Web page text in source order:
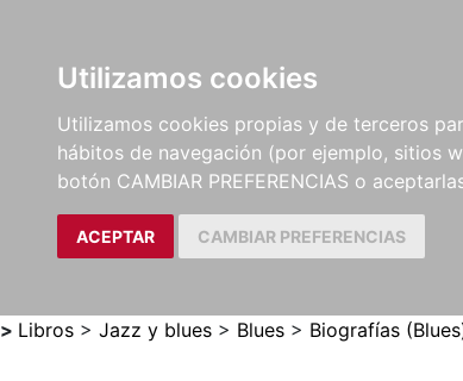
Utilizamos cookies
Utilizamos cookies propias y de terceros
hábitos de navegación (por ejemplo, sitios
botón CAMBIAR PREFERENCIAS o
ACEPTAR CAMBIAR PREFERENCIAS
LIBROS
MÉTODOS Y
EJERCICIOS
PARTITURAS Y
CRÍTICAS
> Libros > Jazz y blues > Blues > Biografías